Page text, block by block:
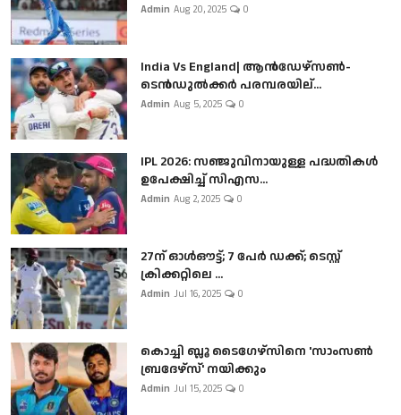
Admin Aug 20, 2025 0
India Vs England| ആൻഡേഴ്സൺ-
ടെൻഡുല്‍ക്കർ പരമ്പരയില്...
Admin Aug 5, 2025 0
IPL 2026: സഞ്ജുവിനായുള്ള പദ്ധതികൾ
ഉപേക്ഷിച്ച് സിഎസ...
Admin Aug 2, 2025 0
27ന് ഓൾഔട്ട്; 7 പേർ ഡക്ക്; ടെസ്റ്റ്
ക്രിക്കറ്റിലെ ...
Admin Jul 16, 2025 0
കൊച്ചി ബ്ലൂ ടൈഗേഴ്സിനെ 'സാംസൺ
ബ്രദേഴ്സ്' നയിക്കും
Admin Jul 15, 2025 0